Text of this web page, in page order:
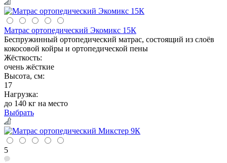
Матрас ортопедический Экомикс 15К
Беспружинный ортопедический матрас, состоящий из слоёв
кокосовой койры и ортопедической пены
Жёсткость:
очень жёсткие
Высота, см:
17
Нагрузка:
до 140 кг на место
Выбрать
5